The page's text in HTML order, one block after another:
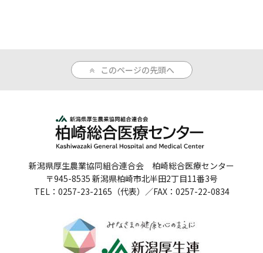
個人情報保護方針
反社会的勢力に対する基本方針
院内感染対策指針
サイトマップ
このページの先頭へ
新潟県厚生農業協同組合連合会 柏崎総合医療センター
〒945-8535 新潟県柏崎市北半田2丁目11番3号
TEL：0257-23-2165（代表）／FAX：0257-22-0834